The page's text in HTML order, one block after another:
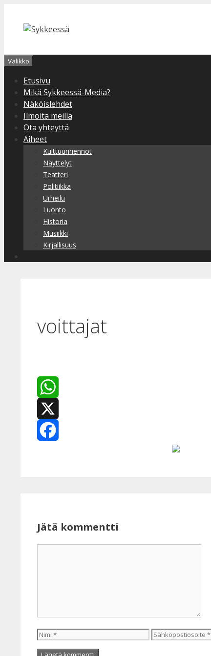
sisältöön
Valikko
Etusivu
Mikä Sykkeessä-Media?
Näköislehdet
Ilmoita meillä
Ota yhteyttä
Aiheet
Kulttuuririennot
Näyttelyt
Teatteri
Politiikka
Urheilu
Luonto
Historia
Musiikki
Kirjallisuus
voittajat
WhatsApp
X
Jätä kommentti
Nimi Sähköpostiosoite